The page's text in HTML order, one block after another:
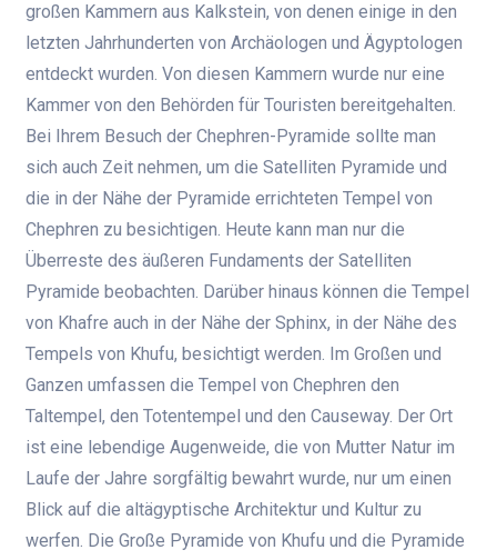
großen Kammern aus Kalkstein, von denen einige in den
letzten Jahrhunderten von Archäologen und Ägyptologen
entdeckt wurden. Von diesen Kammern wurde nur eine
Kammer von den Behörden für Touristen bereitgehalten.
Bei Ihrem Besuch der Chephren-Pyramide sollte man
sich auch Zeit nehmen, um die Satelliten Pyramide und
die in der Nähe der Pyramide errichteten Tempel von
Chephren zu besichtigen. Heute kann man nur die
Überreste des äußeren Fundaments der Satelliten
Pyramide beobachten. Darüber hinaus können die Tempel
von Khafre auch in der Nähe der Sphinx, in der Nähe des
Tempels von Khufu, besichtigt werden. Im Großen und
Ganzen umfassen die Tempel von Chephren den
Taltempel, den Totentempel und den Causeway. Der Ort
ist eine lebendige Augenweide, die von Mutter Natur im
Laufe der Jahre sorgfältig bewahrt wurde, nur um einen
Blick auf die altägyptische Architektur und Kultur zu
werfen. Die Große Pyramide von Khufu und die Pyramide